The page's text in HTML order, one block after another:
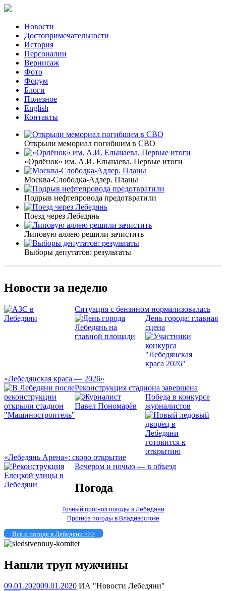
Новости
Достопримечательности
История
Персоналии
Вернисаж
Фото
Форум
Блоги
Полезное
English
Контакты
Открыли мемориал погибшим в СВО
«Орлёнок» им. А.И. Ельшаева. Первые итоги
Москва-Слободка-Адлер. Планы
Подрыв нефтепровода предотвратили
Поезд через Лебедянь
Липовую аллею решили зачистить
Выборы депутатов: результаты
Новости за неделю
Ситуация с бензином нормализовалась
День города: главная
сцена
«Лебедянская краса — 2026»
Реконструкция стадиона завершена
Победа в конкурсе
журналистов
«Лебедянь Арена»: скоро открытие
Вечером и ночью — в объезд
Погода
Точный прогноз погоды в Лебедяни
Прогноз погоды в Владивостоке
Всё о погоде в Лебедяни >>>
Нашли труп мужчины
09.01.202009.01.2020 ИА "Новости Лебедяни"